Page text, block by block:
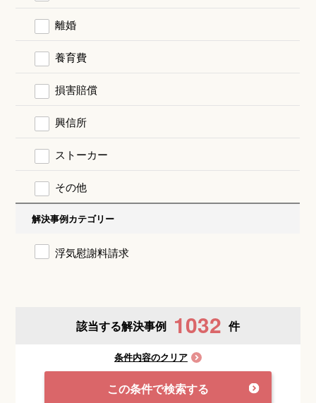
離婚
養育費
損害賠償
興信所
ストーカー
その他
解決事例カテゴリー
浮気慰謝料請求
該当する解決事例 1032 件
条件内容のクリア
この条件で検索する